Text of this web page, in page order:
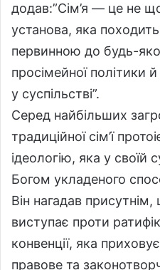
додав:”Сім’я — це не
установа, яка
первинною до будь-
просімейної
у суспільстві”.
Серед найбільших
традиційної сім’ї
ідеологію, яка у своїй
Богом укладеного
Він нагадав
виступає проти
конвенції, яка
правове та